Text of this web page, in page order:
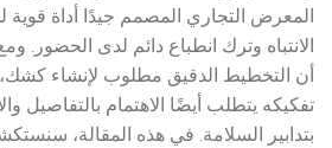
المعرض التجاري المصمم جيدًا أداة
الانتباه وترك انطباع دائم لدى الحضور.
أن التخطيط الدقيق مطلوب لإنشاء
تفكيكه يتطلب أيضًا الاهتمام بالتفاصيل
بتدابير السلامة. في هذه المقالة،